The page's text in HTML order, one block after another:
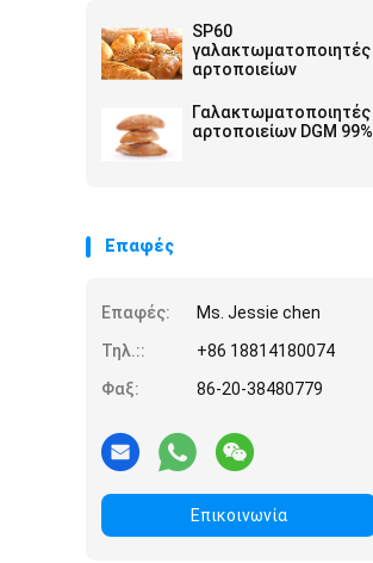
SP60
γαλακτωματοποιητές
αρτοποιείων
Γαλακτωματοποιητές
αρτοποιείων DGM 99%
Επαφές
Επαφές:
Ms. Jessie chen
Τηλ.::
+86 18814180074
Φαξ:
86-20-38480779
Επικοινωνία